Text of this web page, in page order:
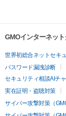
GMOインターネッ
世界初総合ネットセキ
パスワード漏洩診断
セキュリティ相談AIチ
実在証明・盗聴対策
サイバー攻撃対策（